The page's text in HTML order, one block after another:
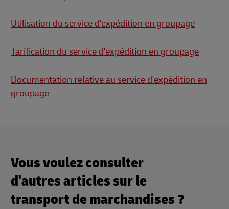
Utilisation du service d'expédition en groupage
Tarification du service d'expédition en groupage
Documentation relative au service d'expédition en
groupage
Vous voulez consulter
d'autres articles sur le
transport de marchandises ?